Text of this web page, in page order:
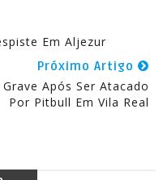
Em Aljezur
Próximo Artigo
Após Ser Atacado
Por Pitbull Em Vila Real